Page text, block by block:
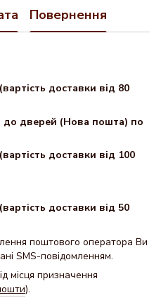
Повернення
доставки від 80
до дверей (Нова пошта) по
доставки від 100
доставки від 50
поштового оператора Ви
SMS-повідомленням.
місця призначення
).